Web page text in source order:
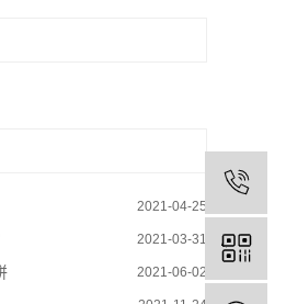
2021-04-25
2021-03-31
2021-06-02